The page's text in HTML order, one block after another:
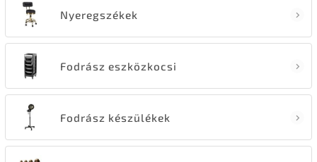
Nyeregszékek
Fodrász eszközkocsi
Fodrász készülékek